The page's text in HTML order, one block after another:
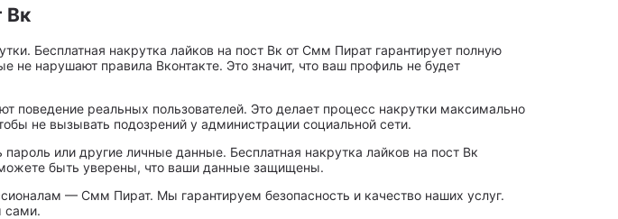
Вк
Бесплатная накрутка лайков на пост Вк от Смм Пират гарантирует полную
нарушают правила Вконтакте. Это значит, что ваш профиль не будет
поведение реальных пользователей. Это делает процесс накрутки максимально
не вызывать подозрений у администрации социальной сети.
или другие личные данные. Бесплатная накрутка лайков на пост Вк
быть уверены, что ваши данные защищены.
— Смм Пират. Мы гарантируем безопасность и качество наших услуг.
сами.